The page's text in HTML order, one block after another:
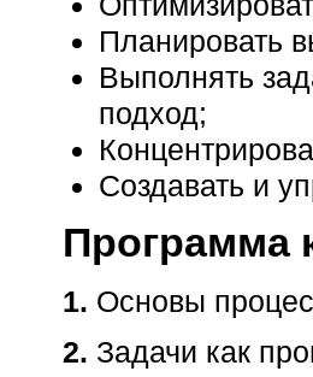
Планировать
Выполнять
подход;
Создавать и
Программа
1. Основы
2. Задачи как